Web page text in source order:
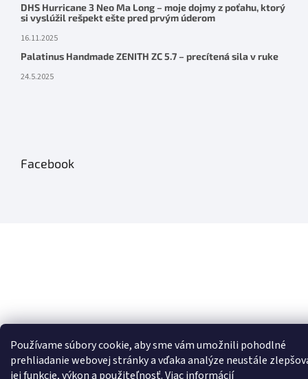
Používame súbory cookie, aby sme vám umožnili pohodlné
prehliadanie webovej stránky a vďaka analýze neustále
jej funkcie, výkon a použiteľnosť.Viac informácií
DHS Hurricane 3 Neo Ma Long – moje dojmy z poťahu, ktorý
si vyslúžil rešpekt ešte pred prvým úderom
16.11.2025
Palatinus Handmade ZENITH ZC 5.7 – precítená sila v ruke
24.5.2025
Facebook